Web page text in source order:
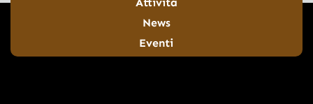
Attività
News
Eventi